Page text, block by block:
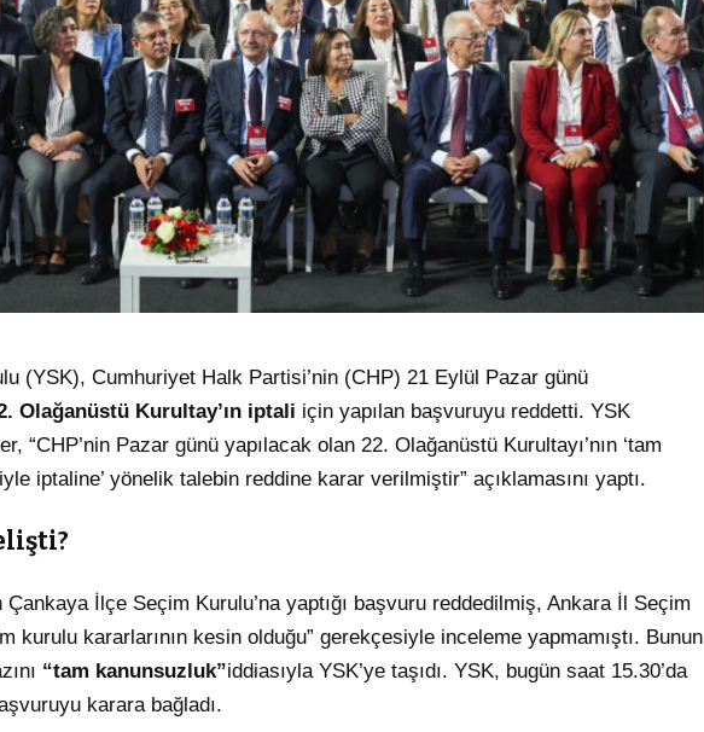
(YSK), Cumhuriyet Halk Partisi’nin (CHP) 21 Eylül Pazar günü
Olağanüstü Kurultay’ın iptali için yapılan başvuruyu reddetti. YSK
“CHP’nin Pazar günü yapılacak olan 22. Olağanüstü Kurultayı’nın ‘tam
iptaline’ yönelik talebin reddine karar verilmiştir” açıklamasını yaptı.
Çankaya İlçe Seçim Kurulu’na yaptığı başvuru reddedilmiş, Ankara İl Seçim
kurulu kararlarının kesin olduğu” gerekçesiyle inceleme yapmamıştı. Bunun
“tam kanunsuzluk”iddiasıyla YSK’ye taşıdı. YSK, bugün saat 15.30’da
karara bağladı.